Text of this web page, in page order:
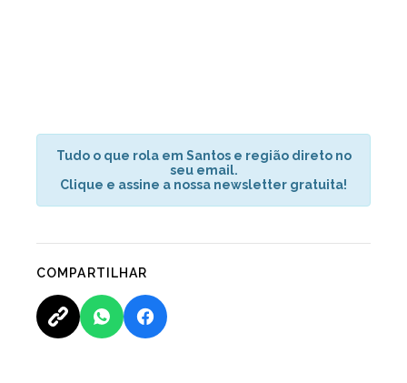
Tudo o que rola em Santos e região direto no
seu email.
Clique e assine a nossa newsletter gratuita!
COMPARTILHAR